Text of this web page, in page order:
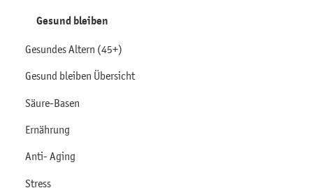
Gesund bleiben
Gesundes Altern (45+)
Gesund bleiben Übersicht
Säure-Basen
Ernährung
Anti- Aging
Stress